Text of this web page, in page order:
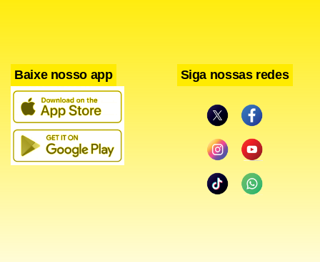
Diferentemente dos planos individuais ou familiares, cujos
reajustes são definidos pela ANS, os planos coletivos –
contratados por empresas, empresários individuais e
associações de classe – têm valores negociados livremente
entre a contratante e a operadora ou administradora. Para
Baixe nosso app Siga nossas redes